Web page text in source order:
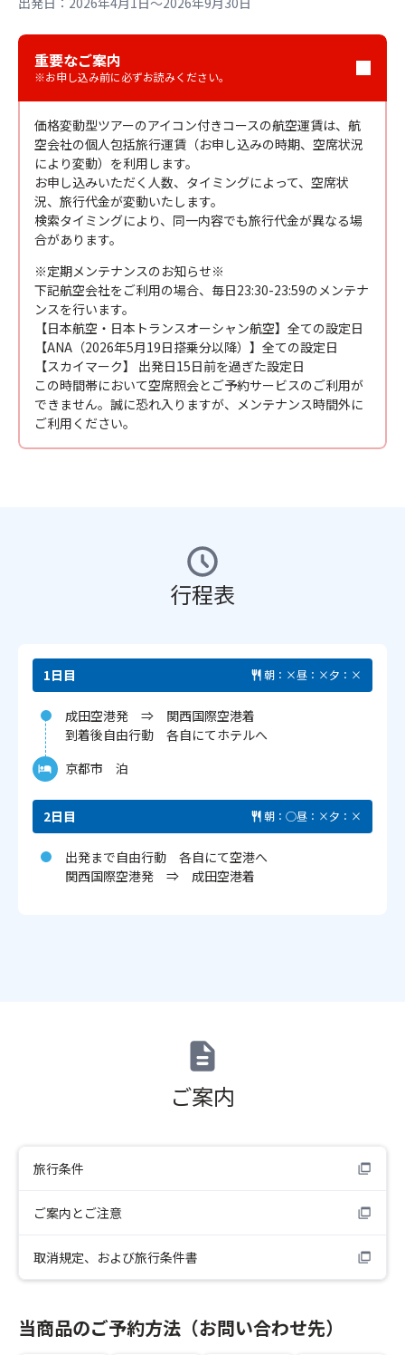
重要なご案内
※お申し込み前に必ずお読みください。
価格変動型ツアーのアイコン付きコースの航空運賃は、航
空会社の個人包括旅行運賃（お申し込みの時期、空席状況
により変動）を利用します。
お申し込みいただく人数、タイミングによって、空席状
況、旅行代金が変動いたします。
検索タイミングにより、同一内容でも旅行代金が異なる場
合があります。
※定期メンテナンスのお知らせ※
下記航空会社をご利用の場合、毎日23:30-23:59のメンテナ
ンスを行います。
【日本航空・日本トランスオーシャン航空】全ての設定日
【ANA（2026年5月19日搭乗分以降）】全ての設定日
【スカイマーク】 出発日15日前を過ぎた設定日
この時間帯において空席照会とご予約サービスのご利用が
できません。誠に恐れ入りますが、メンテナンス時間外に
ご利用ください。
行程表
1日目 朝：×昼：×夕：×
成田空港発 ⇒ 関西国際空港着
到着後自由行動 各自にてホテルへ
京都市 泊
2日目 朝：○昼：×夕：×
出発まで自由行動 各自にて空港へ
関西国際空港発 ⇒ 成田空港着
ご案内
旅行条件
ご案内とご注意
取消規定、および旅行条件書
当商品のご予約方法（お問い合わせ先）